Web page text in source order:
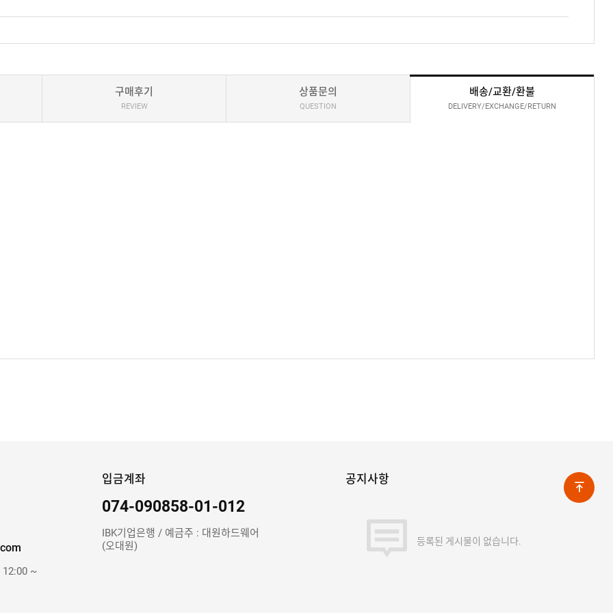
구매후기
REVIEW
상품문의
QUESTION
배송/교환/환불
DELIVERY/EXCHANGE/RETURN
12:00 ~
입금계좌
074-090858-01-012
IBK기업은행 / 예금주 : 대원하드웨어
(오대원)
공지사항
등록된 게시물이 없습니다.